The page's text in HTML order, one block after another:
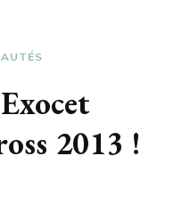
2013 !